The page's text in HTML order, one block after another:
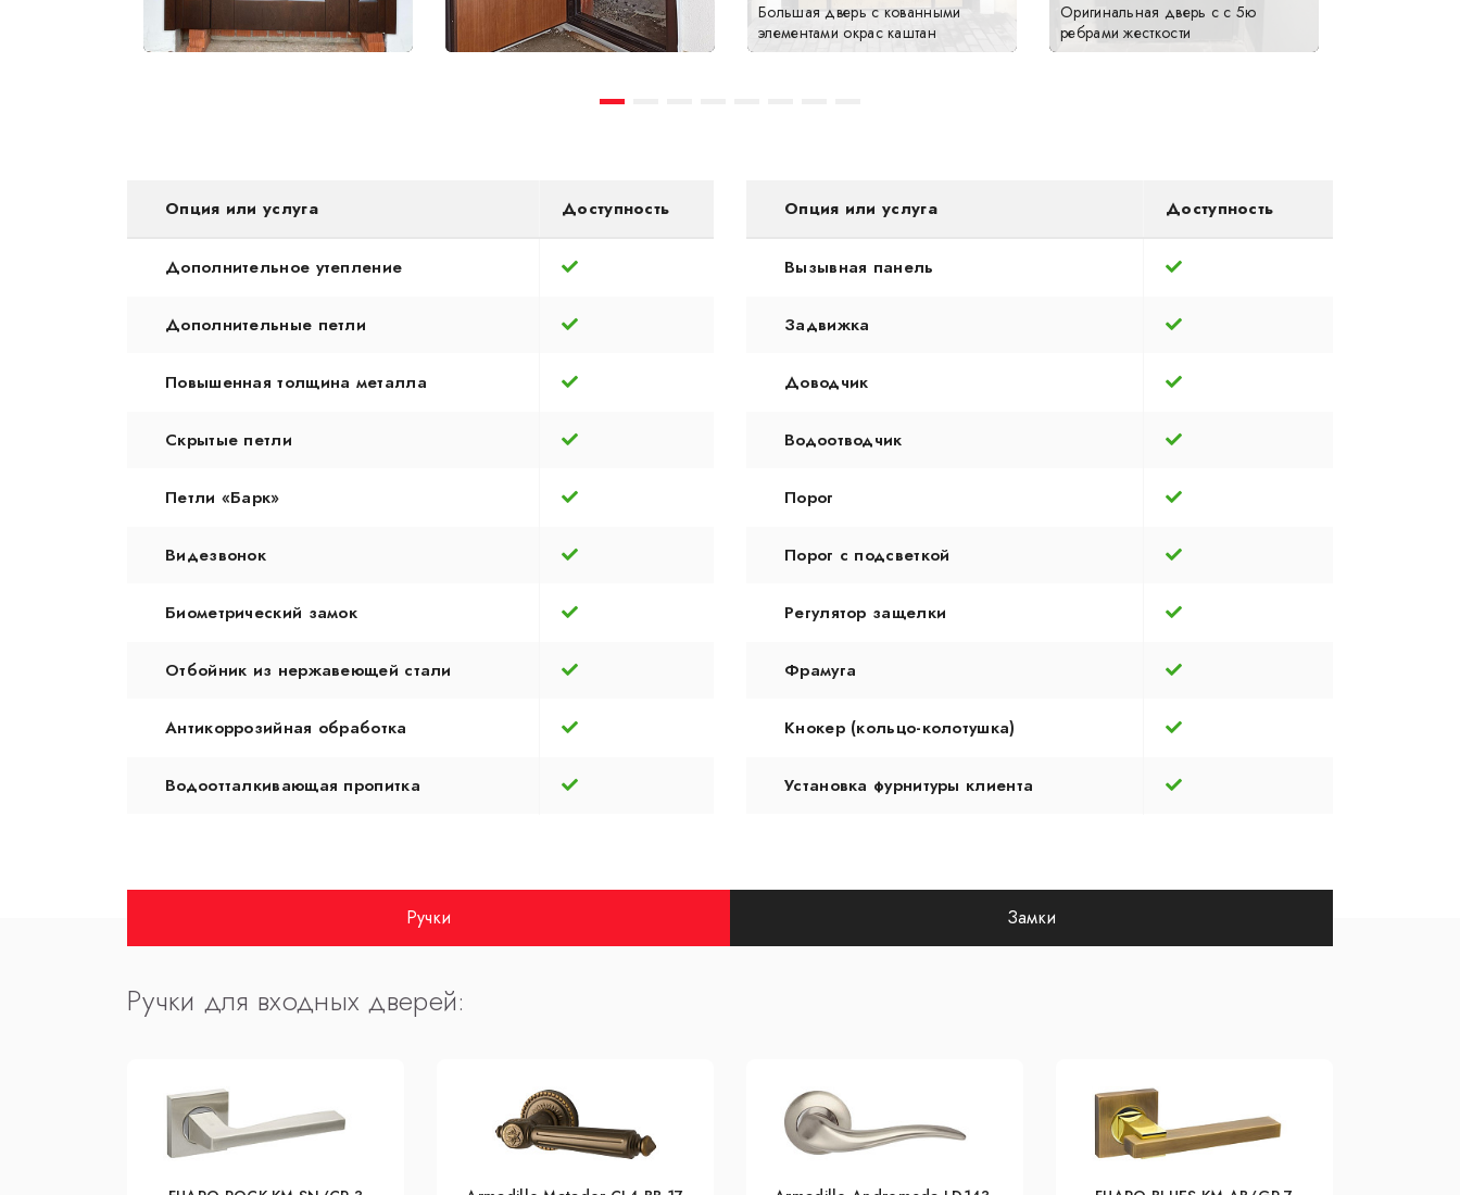
Большая дверь с кованными
элементами окрас каштан
Оригинальная дверь с с 5ю
ребрами жесткости
Опция или услуга Доступность
Дополнительное утепление
Дополнительные петли
Повышенная толщина металла
Скрытые петли
Петли «Барк»
Видезвонок
Биометрический замок
Отбойник из нержавеющей стали
Антикоррозийная обработка
Водоотталкивающая пропитка
Опция или услуга Доступность
Вызывная панель
Задвижка
Доводчик
Водоотводчик
Порог
Порог с подсветкой
Регулятор защелки
Фрамуга
Кнокер (кольцо-колотушка)
Установка фурнитуры клиента
Ручки Замки
Ручки для входных дверей: